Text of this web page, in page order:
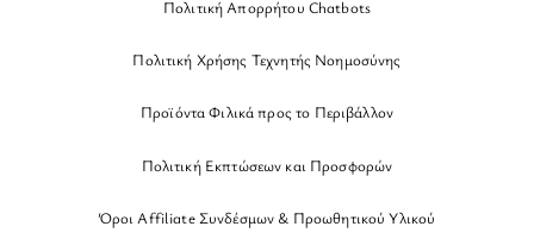
Πολιτική Απορρήτου Chatbots
Πολιτική Χρήσης Τεχνητής Νοημοσύνης
Προϊόντα Φιλικά προς το Περιβάλλον
Πολιτική Εκπτώσεων και Προσφορών
Όροι Affiliate Συνδέσμων & Προωθητικού Υλικού